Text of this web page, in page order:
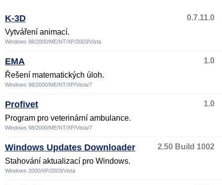
K-3D
0.7.11.0
Vytváření animací.
Windows 98/2000/ME/NT/XP/2003/Vista
EMA
1.0
Řešení matematických úloh.
Windows 98/2000/ME/NT/XP/Vista/7
Profivet
1.0
Program pro veterinární ambulance.
Windows 98/2000/ME/NT/XP/Vista/7
Windows Updates Downloader
2.50 Build 1002
Stahování aktualizací pro Windows.
Windows 2000/XP/2003/Vista